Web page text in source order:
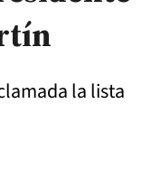
la lista